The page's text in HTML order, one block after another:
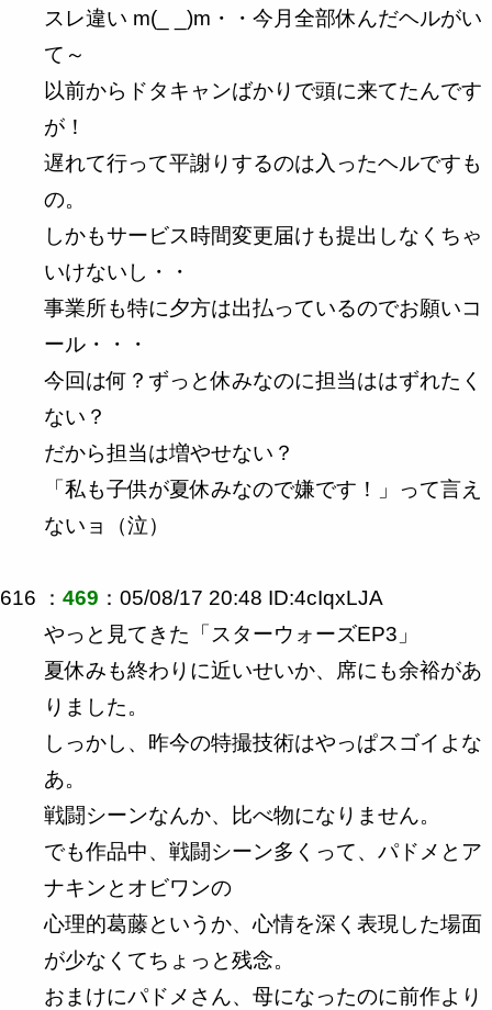
スレ違い m(_ _)m・・今月全部休んだヘルがい
て～
以前からドタキャンばかりで頭に来てたんです
が！
遅れて行って平謝りするのは入ったヘルですも
の。
しかもサービス時間変更届けも提出しなくちゃ
いけないし・・
事業所も特に夕方は出払っているのでお願いコ
ール・・・
今回は何？ずっと休みなのに担当ははずれたく
ない？
だから担当は増やせない？
「私も子供が夏休みなので嫌です！」って言え
ないョ（泣）
616 ： 469 ：05/08/17 20:48 ID:4cIqxLJA
やっと見てきた「スターウォーズEP3」
夏休みも終わりに近いせいか、席にも余裕があ
りました。
しっかし、昨今の特撮技術はやっぱスゴイよな
あ。
戦闘シーンなんか、比べ物になりません。
でも作品中、戦闘シーン多くって、パドメとア
ナキンとオビワンの
心理的葛藤というか、心情を深く表現した場面
が少なくてちょっと残念。
おまけにパドメさん、母になったのに前作より